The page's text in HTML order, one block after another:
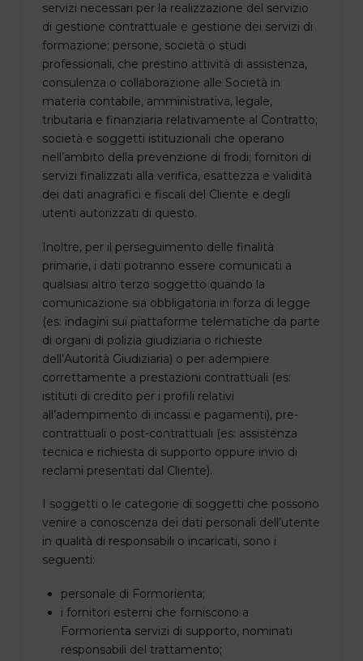
servizi necessari per la realizzazione del servizio
di gestione contrattuale e gestione dei servizi di
formazione; persone, società o studi
professionali, che prestino attività di assistenza,
consulenza o collaborazione alle Società in
materia contabile, amministrativa, legale,
tributaria e finanziaria relativamente al Contratto;
società e soggetti istituzionali che operano
nell’ambito della prevenzione di frodi; fornitori di
servizi finalizzati alla verifica, esattezza e validità
dei dati anagrafici e fiscali del Cliente e degli
utenti autorizzati di questo.
Inoltre, per il perseguimento delle finalità
primarie, i dati potranno essere comunicati a
qualsiasi altro terzo soggetto quando la
comunicazione sia obbligatoria in forza di legge
(es: indagini sui piattaforme telematiche da parte
di organi di polizia giudiziaria o richieste
dell’Autorità Giudiziaria) o per adempiere
correttamente a prestazioni contrattuali (es:
istituti di credito per i profili relativi
all’adempimento di incassi e pagamenti), pre-
contrattuali o post-contrattuali (es: assistenza
tecnica e richiesta di supporto oppure invio di
reclami presentati dal Cliente).
I soggetti o le categorie di soggetti che possono
venire a conoscenza dei dati personali dell’utente
in qualità di responsabili o incaricati, sono i
seguenti:
personale di Formorienta;
i fornitori esterni che forniscono a
Formorienta servizi di supporto, nominati
responsabili del trattamento;